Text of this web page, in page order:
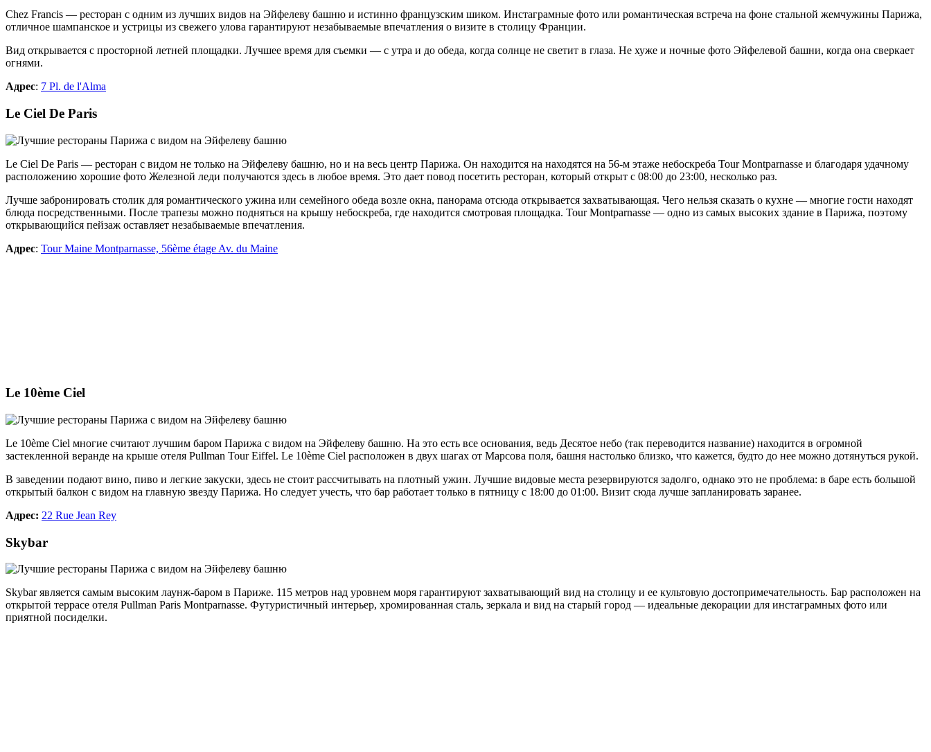
Chez Francis — ресторан с одним из лучших видов на Эйфелеву башню и истинно французским шиком. Инстаграмные фото или романтическая встреча на фоне стальной жемчужины Парижа,
отличное шампанское и устрицы из свежего улова гарантируют незабываемые впечатления о визите в столицу Франции.
Вид открывается с просторной летней площадки. Лучшее время для съемки — с утра и до обеда, когда солнце не светит в глаза. Не хуже и ночные фото Эйфелевой башни, когда она сверкает
огнями.
Адрес: 7 Pl. de l'Alma
Le Ciel De Paris
Le Ciel De Paris — ресторан с видом не только на Эйфелеву башню, но и на весь центр Парижа. Он находится на находятся на 56-м этаже небоскреба Tour Montparnasse и благодаря удачному
расположению хорошие фото Железной леди получаются здесь в любое время. Это дает повод посетить ресторан, который открыт с 08:00 до 23:00, несколько раз.
Лучше забронировать столик для романтического ужина или семейного обеда возле окна, панорама отсюда открывается захватывающая. Чего нельзя сказать о кухне — многие гости находят
блюда посредственными. После трапезы можно подняться на крышу небоскреба, где находится смотровая площадка. Tour Montparnasse — одно из самых высоких здание в Парижа, поэтому
открывающийся пейзаж оставляет незабываемые впечатления.
Адрес: Tour Maine Montparnasse, 56ème étage Av. du Maine
Le 10ème Ciel
Le 10ème Ciel многие считают лучшим баром Парижа с видом на Эйфелеву башню. На это есть все основания, ведь Десятое небо (так переводится название) находится в огромной
застекленной веранде на крыше отеля Pullman Tour Eiffel. Le 10ème Ciel расположен в двух шагах от Марсова поля, башня настолько близко, что кажется, будто до нее можно дотянуться рукой.
В заведении подают вино, пиво и легкие закуски, здесь не стоит рассчитывать на плотный ужин. Лучшие видовые места резервируются задолго, однако это не проблема: в баре есть большой
открытый балкон с видом на главную звезду Парижа. Но следует учесть, что бар работает только в пятницу с 18:00 до 01:00. Визит сюда лучше запланировать заранее.
Адрес: 22 Rue Jean Rey
Skybar
Skybar является самым высоким лаунж-баром в Париже. 115 метров над уровнем моря гарантируют захватывающий вид на столицу и ее культовую достопримечательность. Бар расположен на
открытой террасе отеля Pullman Paris Montparnasse. Футуристичный интерьер, хромированная сталь, зеркала и вид на старый город — идеальные декорации для инстаграмных фото или
приятной посиделки.